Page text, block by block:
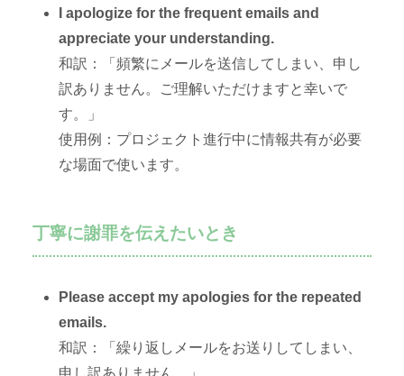
I apologize for the frequent emails and
appreciate your understanding.
和訳：「頻繁にメールを送信してしまい、申し
訳ありません。ご理解いただけますと幸いで
す。」
使用例：プロジェクト進行中に情報共有が必要
な場面で使います。
丁寧に謝罪を伝えたいとき
Please accept my apologies for the repeated
emails.
和訳：「繰り返しメールをお送りしてしまい、
申し訳ありません。」